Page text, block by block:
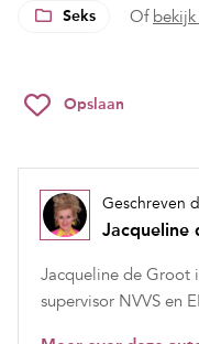
Seks Of
Opslaan
Geschreven
Jacqueline
Jacqueline de Groot
supervisor NVVS en